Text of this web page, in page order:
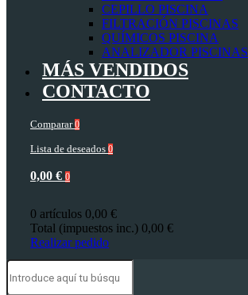
CEPILLO PISCINA
FILTRACIÓN PISCINAS
QUÍMICOS PISCINA
ANALIZADOR PISCINAS
MÁS VENDIDOS
CONTACTO
Comparar 0
Lista de deseados 0
0,00 € 0
0 artículos 0,00 €
Total (impuestos inc.) 0,00 €
Realizar pedido